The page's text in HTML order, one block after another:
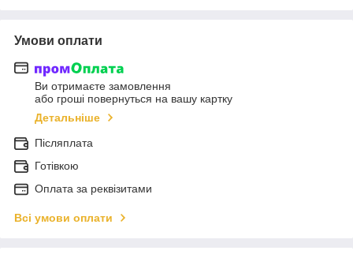
Умови оплати
Ви отримаєте замовлення
або гроші повернуться на вашу картку
Детальніше
Післяплата
Готівкою
Оплата за реквізитами
Всі умови оплати